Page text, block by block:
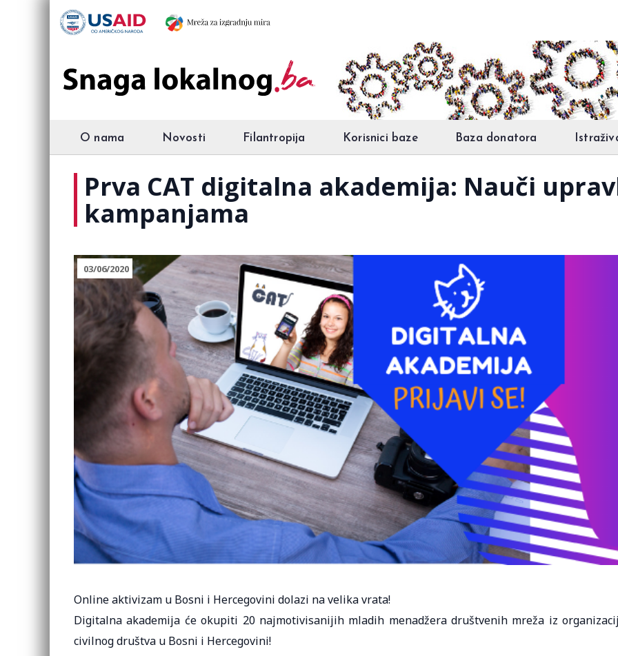
O nama Novosti Filantropija Korisnici baze Baza donatora
Prva CAT digitalna akademija: Nauči
kampanjama
03/06/2020
Online aktivizam u Bosni i Hercegovini dolazi na velika vrata!
Digitalna akademija će okupiti 20 najmotivisanijih mladih menadžera društvenih mreža iz
civilnog društva u Bosni i Hercegovini!